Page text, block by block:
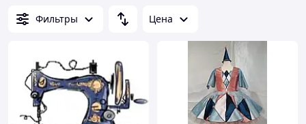
Фильтры Цена